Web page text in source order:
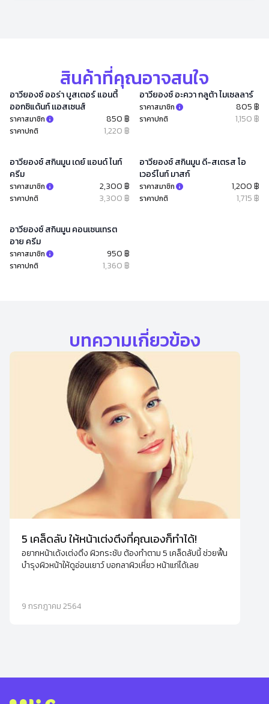
สินค้าที่คุณอาจสนใจ
อาวียองซ์ ออร่า บูสเตอร์ แอนตี้
ออกซิแด้นท์ เเอสเซนส์
ราคาสมาชิก 850 ฿
ราคาปกติ 1,220 ฿
อาวียองซ์ อะควา กลูต้า ไมเซลลาร์
ราคาสมาชิก 805 ฿
ราคาปกติ 1,150 ฿
อาวียองซ์ สกินมูน เดย์ แอนด์ ไนท์
ครีม
ราคาสมาชิก 2,300 ฿
ราคาปกติ 3,300 ฿
อาวียองซ์ สกินมูน ดี-สเตรส โอ
เวอร์ไนท์ มาสก์
ราคาสมาชิก 1,200 ฿
ราคาปกติ 1,715 ฿
อาวียองซ์ สกินมูน คอนเซนเทรต
อาย ครีม
ราคาสมาชิก 950 ฿
ราคาปกติ 1,360 ฿
บทความเกี่ยวข้อง
5 เคล็ดลับ ให้หน้าเต่งตึงที่คุณเองก็ทำได้!
อยากหน้าเด้งเต่งตึง ผิวกระชับ ต้องทำตาม 5 เคล็ดลับนี้ ช่วยฟื้น
บำรุงผิวหน้าให้ดูอ่อนเยาว์ บอกลาผิวเหี่ยว หน้าแก่ได้เลย
9 กรกฎาคม 2564